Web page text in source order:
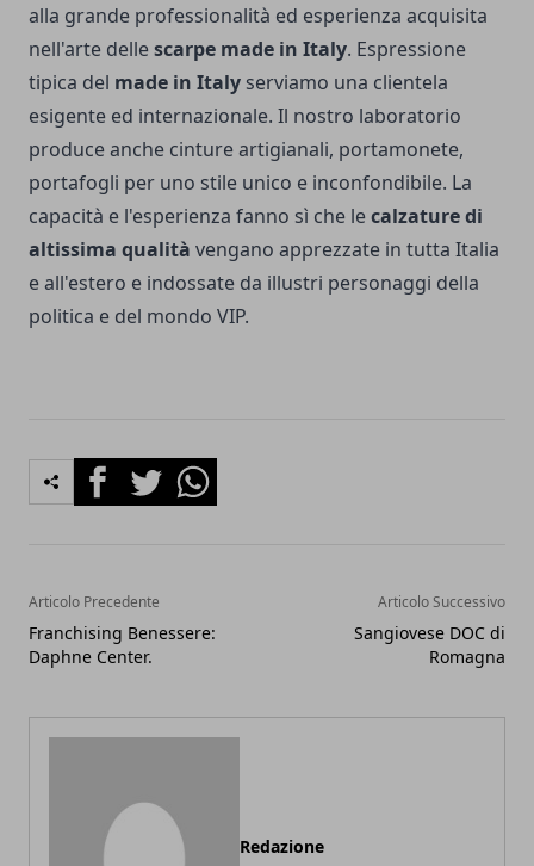
alla grande professionalità ed esperienza acquisita
nell'arte dellescarpe made in Italy. Espressione
tipica del made in Italy serviamo una clientela
esigente ed internazionale. Il nostro laboratorio
produce anche cinture artigianali, portamonete,
portafogli per uno stile unico e inconfondibile. La
capacità e l'esperienza fanno sì che lecalzature di
altissima qualità vengano apprezzate in tutta Italia
e all'estero e indossate da illustri personaggi della
politica e del mondo VIP.
FacebookTwitterWhatsapp
Articolo Precedente
Franchising Benessere:
Daphne Center.
Articolo Successivo
Sangiovese DOC di
Romagna
Redazione